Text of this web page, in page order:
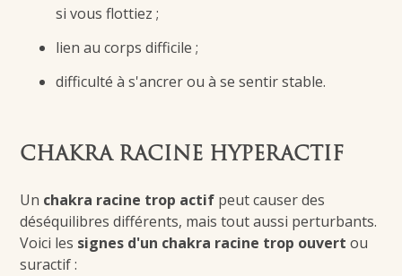
si vous flottiez ;
lien au corps difficile ;
difficulté à s'ancrer ou à se sentir stable.
CHAKRA RACINE HYPERACTIF
Un chakra racine trop actif peut causer des
déséquilibres différents, mais tout aussi perturbants.
Voici les signes d'un chakra racine trop ouvert ou
suractif :